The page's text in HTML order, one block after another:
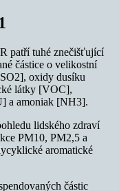
patří tuhé znečišťující
částice o velikostní
oxidy dusíku
látky [VOC],
a amoniak [NH3].
lidského zdraví
PM10, PM2,5 a
aromatické
částic